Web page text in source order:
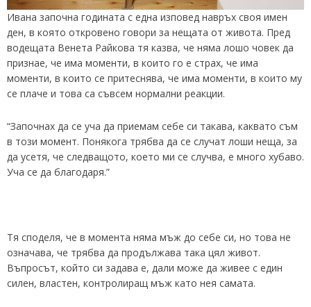
Ивана започна годината с една изповед навръх своя имен
ден, в която откровено говори за нещата от живота. Пред
водещата Венета Райкова тя казва, че няма лошо човек да
признае, че има моменти, в които го е страх, че има
моменти, в които се притеснява, че има моменти, в които му
се плаче и това са съвсем нормални реакции.
“Започнах да се уча да приемам себе си такава, каквато съм
в този момент. Понякога трябва да се случат лоши неща, за
да усетя, че следващото, което ми се случва, е много хубаво.
Уча се да благодаря.”
Тя споделя, че в момента няма мъж до себе си, но това не
означава, че трябва да продължава така цял живот.
Въпросът, който си задава е, дали може да живее с един
силен, властен, контролиращ мъж като нея самата.